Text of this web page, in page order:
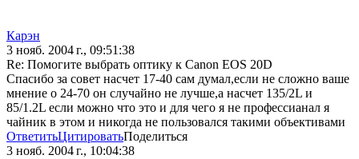
Карэн
3 нояб. 2004 г., 09:51:38
Re: Помогите выбрать оптику к Canon EOS 20D
Спасибо за совет насчет 17-40 сам думал,если не сложно ваше
мнение о 24-70 он случайно не лучше,а насчет 135/2L и
85/1.2L если можно что это и для чего я не профессианал я
чайник в этом и никогда не пользовался такими объективами
ОтветитьЦитироватьПоделиться
3 нояб. 2004 г., 10:04:38